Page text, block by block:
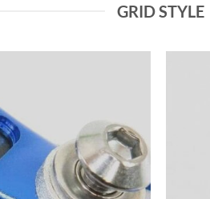
GRID STYLE